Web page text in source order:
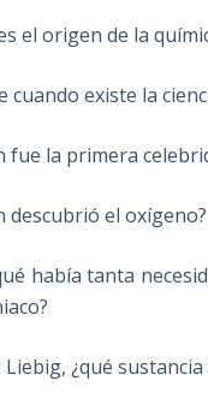
el origen de la
cuando existe la
fue la primera
descubrió el
había tanta
¿qué